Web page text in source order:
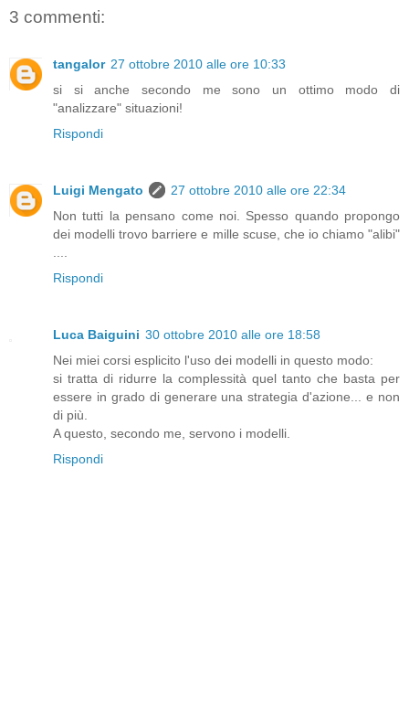
3 commenti:
tangalor 27 ottobre 2010 alle ore 10:33
si si anche secondo me sono un ottimo modo di
"analizzare" situazioni!
Rispondi
Luigi Mengato
27 ottobre 2010 alle ore 22:34
Non tutti la pensano come noi. Spesso quando propongo
dei modelli trovo barriere e mille scuse, che io chiamo "alibi"
....
Rispondi
Luca Baiguini 30 ottobre 2010 alle ore 18:58
Nei miei corsi esplicito l'uso dei modelli in questo modo:
si tratta di ridurre la complessità quel tanto che basta per
essere in grado di generare una strategia d'azione... e non
di più.
A questo, secondo me, servono i modelli.
Rispondi